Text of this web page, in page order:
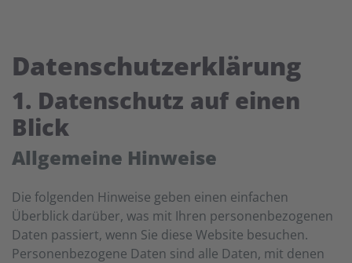
Datenschutzerklärung
1. Datenschutz auf einen
Blick
Allgemeine Hinweise
Die folgenden Hinweise geben einen einfachen
Überblick darüber, was mit Ihren personenbezogenen
Daten passiert, wenn Sie diese Website besuchen.
Personenbezogene Daten sind alle Daten, mit denen